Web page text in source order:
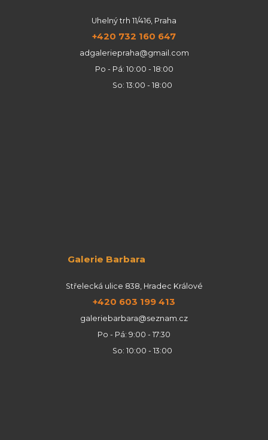
Uhelný trh 11/416, Praha
+420 732 160 647
adgaleriepraha@gmail.com
Po - Pá: 10:00 - 18:00
So: 13:00 - 18:00
Galerie Barbara
Střelecká ulice 838, Hradec Králové
+420 603 199 413
galeriebarbara@seznam.cz
Po - Pá: 9:00 - 17:30
So: 10:00 - 13:00